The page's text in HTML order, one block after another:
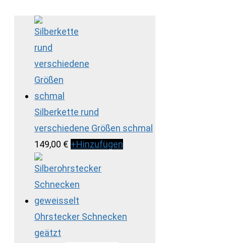
Silberkette rund
verschiedene Größen schmal
149,00 € +Hinzufügen
Ohrstecker Schnecken
geätzt